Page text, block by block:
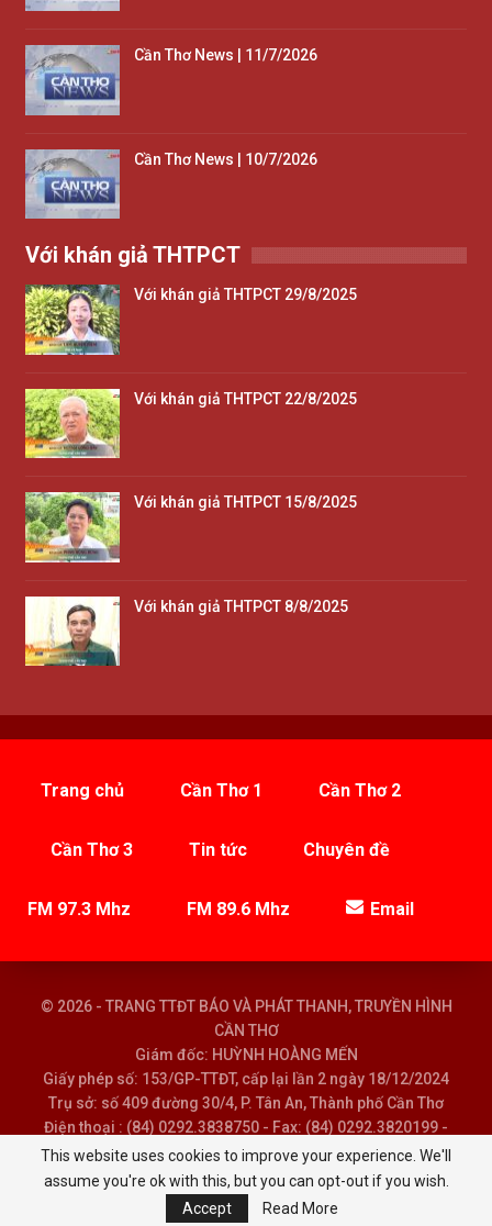
Cần Thơ News | 11/7/2026
Cần Thơ News | 10/7/2026
Với khán giả THTPCT
Với khán giả THTPCT 29/8/2025
Với khán giả THTPCT 22/8/2025
Với khán giả THTPCT 15/8/2025
Với khán giả THTPCT 8/8/2025
Trang chủ Cần Thơ 1 Cần Thơ 2
Cần Thơ 3 Tin tức Chuyên đề
FM 97.3 Mhz FM 89.6 Mhz Email
© 2026 - TRANG TTĐT BÁO VÀ PHÁT THANH, TRUYỀN HÌNH
CẦN THƠ
Giám đốc: HUỲNH HOÀNG MẾN
Giấy phép số: 153/GP-TTĐT, cấp lại lần 2 ngày 18/12/2024
Trụ sở: số 409 đường 30/4, P. Tân An, Thành phố Cần Thơ
Điện thoại : (84) 0292.3838750 - Fax: (84) 0292.3820199 -
Email : baoptth@cantho.gov.vn
This website uses cookies to improve your experience. We'll
assume you're ok with this, but you can opt-out if you wish.
Accept
Read More